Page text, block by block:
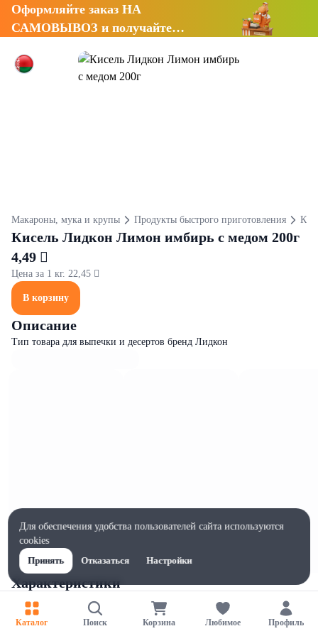
Оформляйте заказ НА
САМОВЫВОЗ и получайте
Макароны, мука и крупы Продукты быстрого приготовления
Кисель Лидкон Лимон имбирь с медом 200г
4,49 
Цена за 1 кг. 22,45 
В корзину
Описание
Тип товара для выпечки и десертов бренд Лидкон
Характеристики
Ширина, мм
140
Каталог Поиск Корзина Любимое Профиль
Для обеспечения удобства пользователей сайта используются
cookies
Принять
Отказаться Настройки